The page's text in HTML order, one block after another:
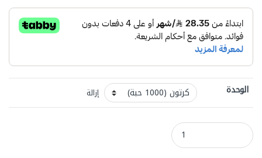
الوحدة إزالة
كاسات عصير شفاف 16 اونز بغطاء قبة كرتون (1000) حبة quantity